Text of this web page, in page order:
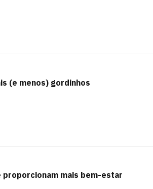
(e menos) gordinhos
mais bem-estar